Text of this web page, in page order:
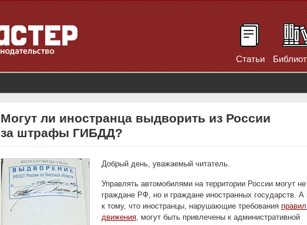
Статьи
Могут ли иностранца выдворить из России
за штрафы ГИБДД?
Добрый день, уважаемый читатель.
Управлять автомобилями на территории России могут не
граждане РФ, но и граждане иностранных государств. А
к тому, что иностранцы, нарушающие требования
движения, могут быть привлечены к административной